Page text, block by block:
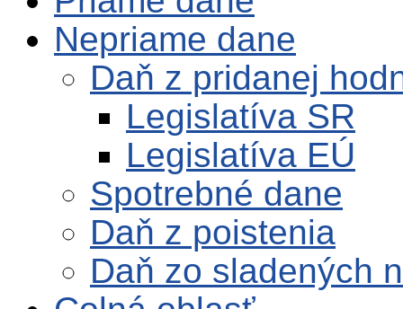
Nepriame dane
Daň z pridanej
Legislatíva SR
Legislatíva EÚ
Spotrebné dane
Daň z poistenia
Daň zo sladených